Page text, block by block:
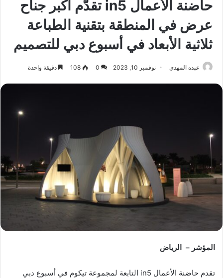
حاضنة الأعمال in5 تقدّم أكبر جناح
عرض في المنطقة بتقنية الطباعة
ثلاثية الأبعاد في أسبوع دبي للتصميم
عبده المهدي نوفمبر 10, 2023 0
108 دقيقة واحدة
المؤشر – الرياض
تقدم حاضنة الأعمال in5 التابعة لمجموعة تيكوم في أسبوع دبي